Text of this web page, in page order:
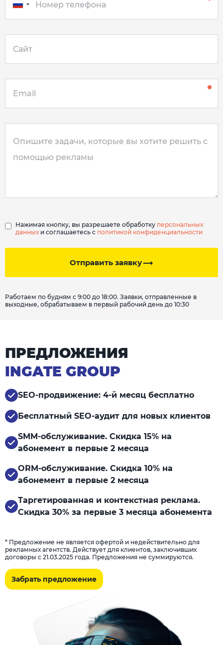
Отправить заявку
Нажимая кнопку, вы разрешаете обработку персональных
данных и соглашаетесь с политикой конфиденциальности
Работаем по будням с 9:00 до 18:00. Заявки, отправленные в
выходные, обрабатываем в первый рабочий день до 10:30
ПРЕДЛОЖЕНИЯ
INGATE GROUP
SEO-продвижение: 4-й месяц бесплатно
Бесплатный SEO-аудит для новых клиентов
SMM-обслуживание. Скидка 15% на
абонемент в первые 2 месяца
ORM-обслуживание. Скидка 10% на
абонемент в первые 2 месяца
Таргетированная и контекстная реклама.
Скидка 30% за первые 3 месяца абонемента
* Предложение не является офертой и недействительно для
рекламных агентств. Действует для клиентов, заключивших
договоры с 21.03.2025 года. Предложения не суммируются.
Забрать предложение